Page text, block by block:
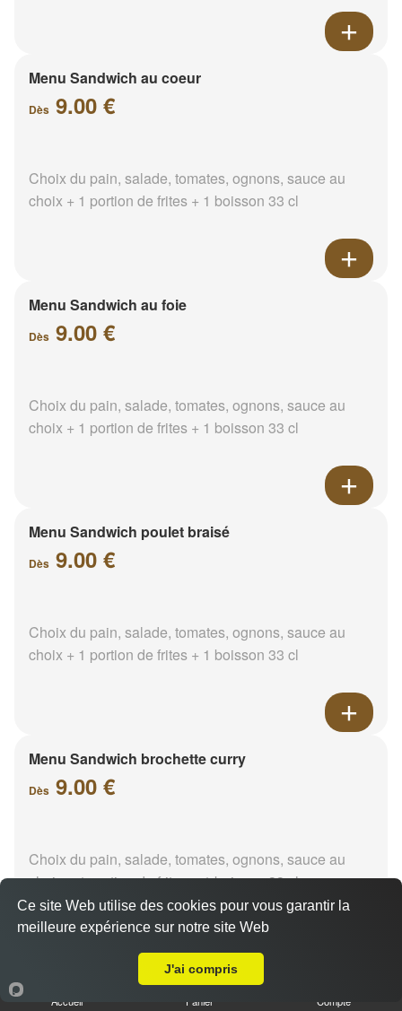
Menu Sandwich au coeur
Dès 9.00 €
Choix du pain, salade, tomates, ognons, sauce au
choix + 1 portion de frites + 1 boisson 33 cl
Menu Sandwich au foie
Dès 9.00 €
Choix du pain, salade, tomates, ognons, sauce au
choix + 1 portion de frites + 1 boisson 33 cl
Menu Sandwich poulet braisé
Dès 9.00 €
Choix du pain, salade, tomates, ognons, sauce au
choix + 1 portion de frites + 1 boisson 33 cl
Menu Sandwich brochette curry
Dès 9.00 €
Choix du pain, salade, tomates, ognons, sauce au
choix + 1 portion de frites + 1 boisson 33 cl
Menu Sandwich brochette
paprika
Accueil Panier Compte
Ce site Web utilise des cookies pour vous garantir la
meilleure expérience sur notre site Web
J'ai compris